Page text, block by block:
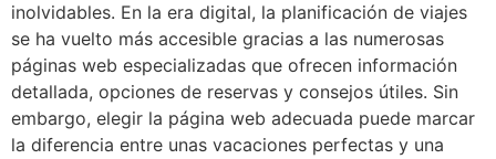
inolvidables. En la era digital, la planificación de viajes
se ha vuelto más accesible gracias a las numerosas
páginas web especializadas que ofrecen información
detallada, opciones de reservas y consejos útiles. Sin
embargo, elegir la página web adecuada puede marcar
la diferencia entre unas vacaciones perfectas y una